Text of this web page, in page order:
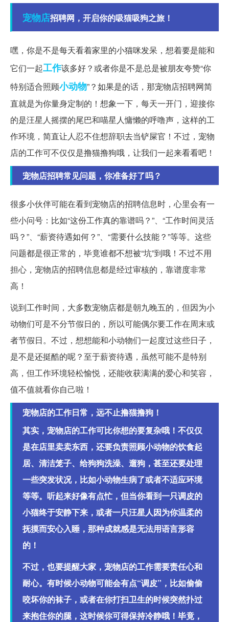
宠物店招聘网，开启你的吸猫吸狗之旅！
嘿，你是不是每天看着家里的小猫咪发呆，想着要是能和
它们一起工作该多好？或者你是不是总是被朋友夸赞“你
特别适合照顾小动物”？如果是的话，那宠物店招聘网简
直就是为你量身定制的！想象一下，每天一开门，迎接你
的是汪星人摇摆的尾巴和喵星人慵懒的呼噜声，这样的工
作环境，简直让人忍不住想辞职去当铲屎官！不过，宠物
店的工作可不仅仅是撸猫撸狗哦，让我们一起来看看吧！
宠物店招聘常见问题，你准备好了吗？
很多小伙伴可能在看到宠物店的招聘信息时，心里会有一
些小问号：比如“这份工作真的靠谱吗？”、“工作时间灵活
吗？”、“薪资待遇如何？”、“需要什么技能？”等等。这些
问题都是很正常的，毕竟谁都不想被“坑”到哦！不过不用
担心，宠物店的招聘信息都是经过审核的，靠谱度非常
高！
说到工作时间，大多数宠物店都是朝九晚五的，但因为小
动物们可是不分节假日的，所以可能偶尔要工作在周末或
者节假日。不过，想想能和小动物们一起度过这些日子，
是不是还挺酷的呢？至于薪资待遇，虽然可能不是特别
高，但工作环境轻松愉悦，还能收获满满的爱心和笑容，
值不值就看你自己啦！
宠物店的工作日常，远不止撸猫撸狗！
其实，宠物店的工作可比你想的要复杂哦！不仅仅
是在店里卖卖东西，还要负责照顾小动物的饮食起
居、清洁笼子、给狗狗洗澡、遛狗，甚至还要处理
一些突发状况，比如小动物生病了或者不适应环境
等等。听起来好像有点忙，但当你看到一只调皮的
小猫终于安静下来，或者一只汪星人因为你温柔的
抚摸而安心入睡，那种成就感是无法用语言形容
的！
不过，也要提醒大家，宠物店的工作需要责任心和
耐心。有时候小动物可能会有点“调皮”，比如偷偷
咬坏你的袜子，或者在你打扫卫生的时候突然扑过
来抱住你的腿，这时候你可得保持冷静哦！毕竟，